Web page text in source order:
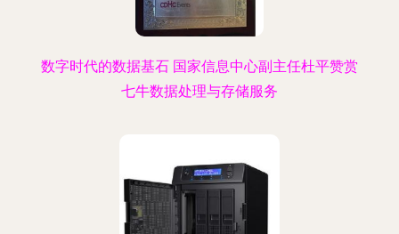
数字时代的数据基石 国家信息中心副主任杜平赞赏
七牛数据处理与存储服务